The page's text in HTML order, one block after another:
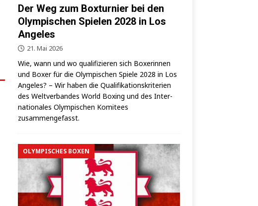
Der Weg zum Boxturnier bei den
Olympischen Spielen 2028 in Los
Angeles
21. Mai 2026
Wie, wann und wo qua­li­fi­zie­ren sich Boxe­rin­nen
und Boxer für die Olym­pi­schen Spie­le 2028 in Los
Ange­les? – Wir haben die Qua­li­fi­ka­ti­ons­kri­te­ri­en
des Welt­ver­ban­des World Boxing und des Inter­
na­tio­na­les Olym­pi­schen Komi­tees
zusammengefasst.
OLYMPISCHES BOXEN